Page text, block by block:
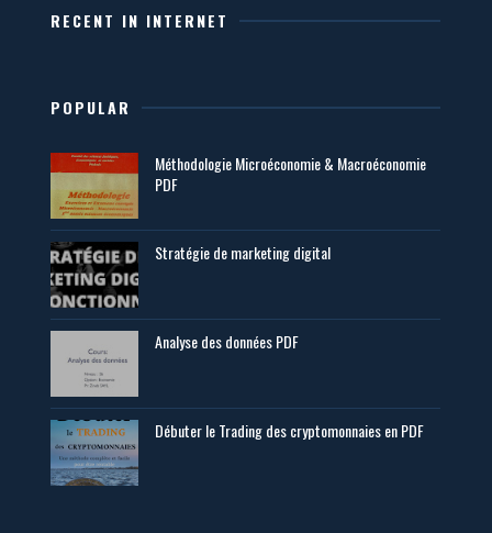
RECENT IN INTERNET
POPULAR
Méthodologie Microéconomie & Macroéconomie
PDF
Stratégie de marketing digital
Analyse des données PDF
Débuter le Trading des cryptomonnaies en PDF